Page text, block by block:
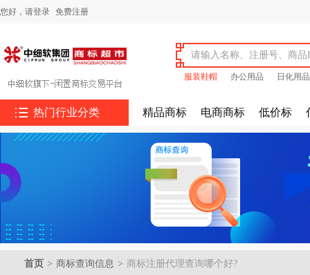
您好， 请登录 免费注册
服装鞋帽 办公用品 日化用品
 热门行业分类 精品商标 电商商标 低价标
首页 > 商标查询信息 > 商标注册代理查询哪个好?